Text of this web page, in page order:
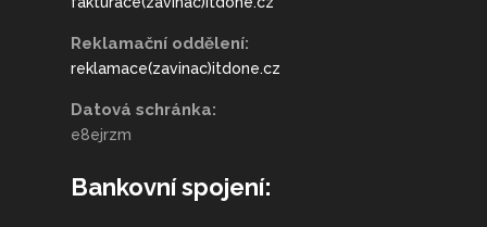
Reklamační oddělení:
reklamace(zavinac)itdone.cz
Datová schránka:
e8ejrzm
Bankovní spojení: